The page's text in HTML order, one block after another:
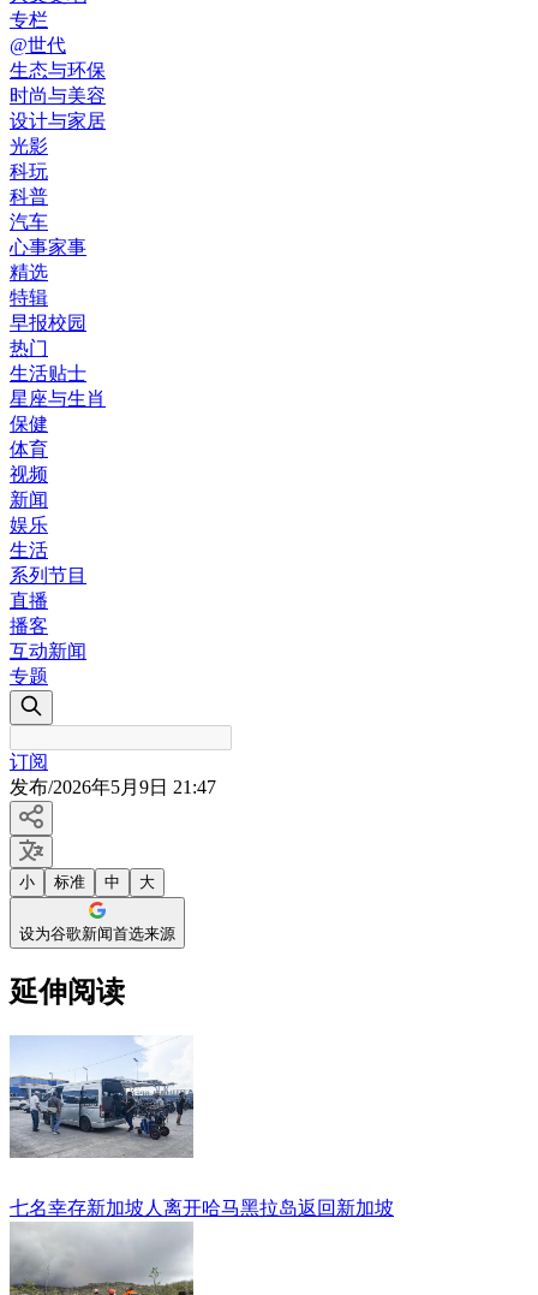
专栏
@世代
生态与环保
时尚与美容
设计与家居
光影
科玩
科普
汽车
心事家事
精选
特辑
早报校园
热门
生活贴士
星座与生肖
保健
体育
视频
新闻
娱乐
生活
系列节目
直播
播客
互动新闻
专题
订阅
发布/2026年5月9日 21:47
小 标准 中 大
设为谷歌新闻首选来源
延伸阅读
七名幸存新加坡人离开哈马黑拉岛返回新加坡